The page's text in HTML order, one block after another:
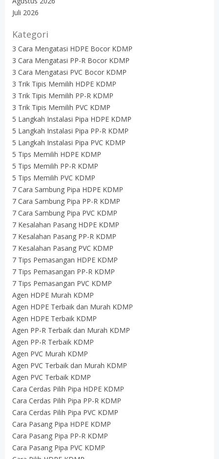
Juli 2026
Kategori
3 Cara Mengatasi HDPE Bocor KDMP
3 Cara Mengatasi PP-R Bocor KDMP
3 Cara Mengatasi PVC Bocor KDMP
3 Trik Tipis Memilih HDPE KDMP
3 Trik Tipis Memilih PP-R KDMP
3 Trik Tipis Memilih PVC KDMP
5 Langkah Instalasi Pipa HDPE KDMP
5 Langkah Instalasi Pipa PP-R KDMP
5 Langkah Instalasi Pipa PVC KDMP
5 Tips Memilih HDPE KDMP
5 Tips Memilih PP-R KDMP
5 Tips Memilih PVC KDMP
7 Cara Sambung Pipa HDPE KDMP
7 Cara Sambung Pipa PP-R KDMP
7 Cara Sambung Pipa PVC KDMP
7 Kesalahan Pasang HDPE KDMP
7 Kesalahan Pasang PP-R KDMP
7 Kesalahan Pasang PVC KDMP
7 Tips Pemasangan HDPE KDMP
7 Tips Pemasangan PP-R KDMP
7 Tips Pemasangan PVC KDMP
Agen HDPE Murah KDMP
Agen HDPE Terbaik dan Murah KDMP
Agen HDPE Terbaik KDMP
Agen PP-R Terbaik dan Murah KDMP
Agen PP-R Terbaik KDMP
Agen PVC Murah KDMP
Agen PVC Terbaik dan Murah KDMP
Agen PVC Terbaik KDMP
Cara Cerdas Pilih Pipa HDPE KDMP
Cara Cerdas Pilih Pipa PP-R KDMP
Cara Cerdas Pilih Pipa PVC KDMP
Cara Pasang Pipa HDPE KDMP
Cara Pasang Pipa PP-R KDMP
Cara Pasang Pipa PVC KDMP